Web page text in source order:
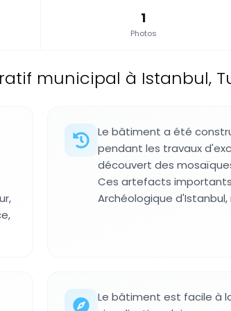
1
Photos
municipal à Istanbul,
Le bâtiment a été
pendant les travaux
découvert des
Ces artefacts
Archéologique
Le bâtiment est facile à